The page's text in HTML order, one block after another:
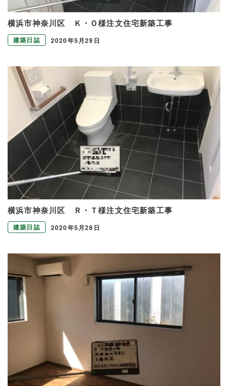
横浜市神奈川区 Ｋ・Ｏ様注文住宅新築工事
建築日誌 2020年5月29日
横浜市神奈川区 Ｒ・Ｔ様注文住宅新築工事
建築日誌 2020年5月28日